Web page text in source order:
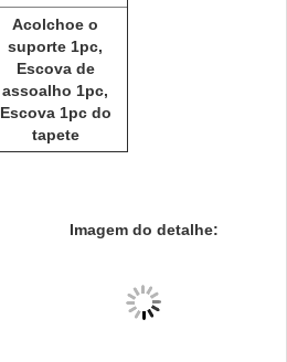
Acolchoe o
suporte 1pc,
Escova de
assoalho 1pc,
Escova 1pc do
tapete
Imagem do detalhe: